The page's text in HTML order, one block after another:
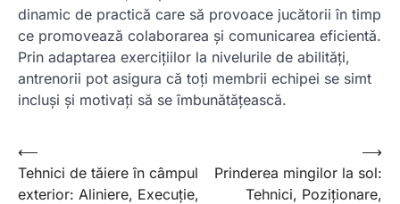
dinamic de practică care să provoace jucătorii în timp
ce promovează colaborarea și comunicarea eficientă.
Prin adaptarea exercițiilor la nivelurile de abilități,
antrenorii pot asigura că toți membrii echipei se simt
incluși și motivați să se îmbunătățească.
Post
navigation
⟵
Tehnici de tăiere în câmpul
exterior: Aliniere, Execuție,
Prinderea mingilor la sol:
Tehnici, Poziționare,
⟶